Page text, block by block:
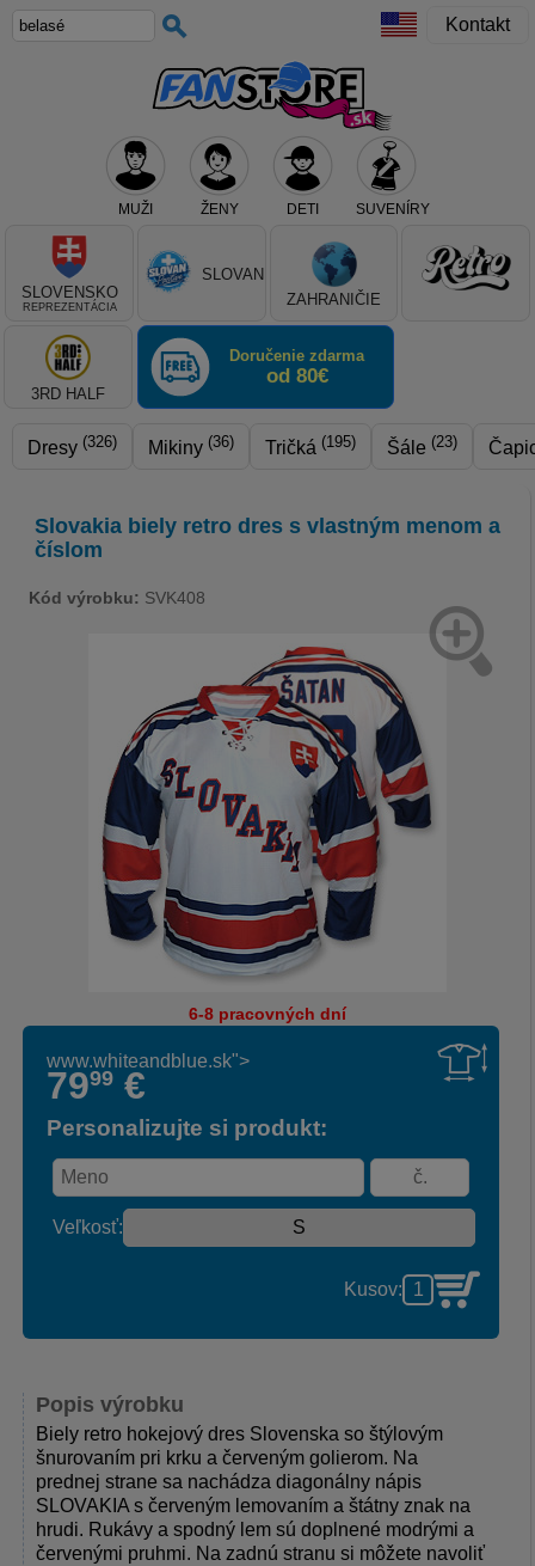
Kontakt
MUŽI ŽENY DETI SUVENÍRY
Teraz vyberte klub, alebo typ výrobku
SLOVENSKO
REPREZENTÁCIA
SLOVAN
ZAHRANIČIE
3RD HALF
Doručenie zdarma
od 80€
Dresy (326) Mikiny (36) Tričká (195) Šále (23)
Slovakia biely retro dres s vlastným menom a
číslom
Kód výrobku: SVK408
6-8 pracovných dní
Popis výrobku
Biely retro hokejový dres Slovenska so štýlovým
šnurovaním pri krku a červeným golierom. Na
prednej strane sa nachádza diagonálny nápis
SLOVAKIA s červeným lemovaním a štátny znak na
hrudi. Rukávy a spodný lem sú doplnené modrými a
červenými pruhmi. Na zadnú stranu si môžete navoliť
www.whiteandblue.sk">
7999 €
Personalizujte si produkt:
Veľkosť:
Kusov: